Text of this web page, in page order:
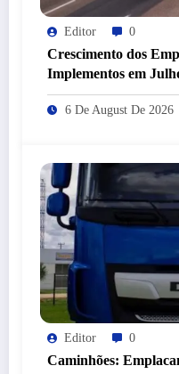
Editor 0
Crescimento dos
Implementos em
6 De August De 2026
Editor 0
Caminhões: